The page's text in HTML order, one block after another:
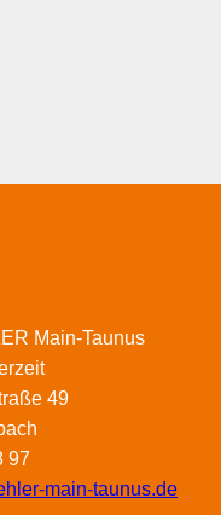
Main-Taunus
49
97
main-taunus.de